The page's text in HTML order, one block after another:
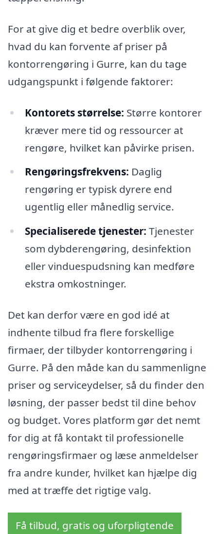
For at give dig et bedre overblik over,
hvad du kan forvente af priser på
kontorrengøring i Gurre, kan du tage
udgangspunkt i følgende faktorer:
Kontorets størrelse: Større kontorer
kræver mere tid og ressourcer at
rengøre, hvilket kan påvirke prisen.
Rengøringsfrekvens: Daglig
rengøring er typisk dyrere end
ugentlig eller månedlig service.
Specialiserede tjenester: Tjenester
som dybderengøring, desinfektion
eller vinduespudsning kan medføre
ekstra omkostninger.
Det kan derfor være en god idé at
indhente tilbud fra flere forskellige
firmaer, der tilbyder kontorrengøring i
Gurre. På den måde kan du sammenligne
priser og serviceydelser, så du finder den
løsning, der passer bedst til dine behov
og budget. Vores platform gør det nemt
for dig at få kontakt til professionelle
rengøringsfirmaer og læse anmeldelser
fra andre kunder, hvilket kan hjælpe dig
med at træffe det rigtige valg.
Få tilbud, gratis og uforpligtende